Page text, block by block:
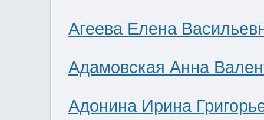
Агеева Елена
Адамовская Анна
Адонина Ирина